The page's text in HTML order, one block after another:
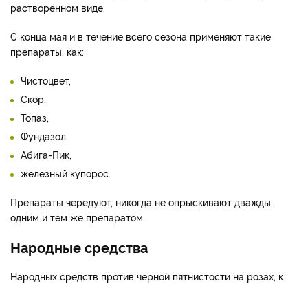
растворенном виде.
С конца мая и в течение всего сезона применяют такие
препараты, как:
Чистоцвет,
Скор,
Топаз,
Фундазол,
Абига-Пик,
железный купорос.
Препараты чередуют, никогда не опрыскивают дважды
одним и тем же препаратом.
Народные средства
Народных средств против черной пятнистости на розах, к